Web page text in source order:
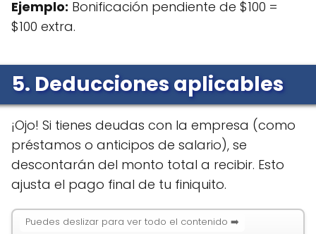
Ejemplo: Bonificación pendiente de $100 =
$100 extra.
5. Deducciones aplicables
¡Ojo! Si tienes deudas con la empresa (como
préstamos o anticipos de salario), se
descontarán del monto total a recibir. Esto
ajusta el pago final de tu finiquito.